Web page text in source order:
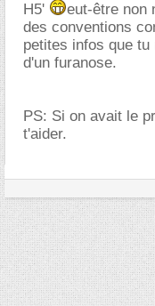
H5'
eut-être non
des conventions
petites infos que
d'un furanose.
PS: Si on avait le
t'aider.